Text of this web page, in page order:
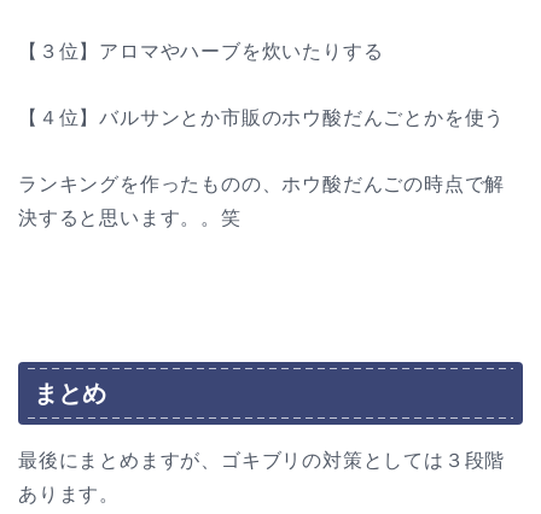
【３位】アロマやハーブを炊いたりする
【４位】バルサンとか市販のホウ酸だんごとかを使う
ランキングを作ったものの、ホウ酸だんごの時点で解
決すると思います。。笑
まとめ
最後にまとめますが、ゴキブリの対策としては３段階
あります。